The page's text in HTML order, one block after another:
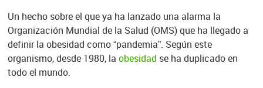
Un hecho sobre el que ya ha lanzado una alarma la
Organización Mundial de la Salud (OMS) que ha llegado a
definir la obesidad como “pandemia”. Según este
organismo, desde 1980, la obesidad se ha duplicado en
todo el mundo.